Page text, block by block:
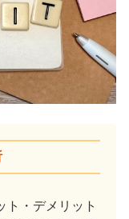
ト・デメリット